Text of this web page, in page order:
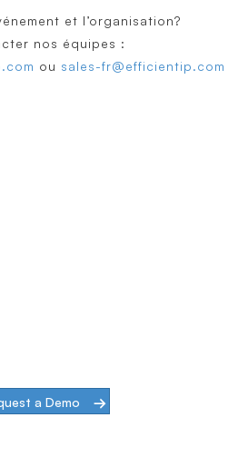
et l’organisation?
nos équipes :
ou sales-fr@efficientip.com
a Demo